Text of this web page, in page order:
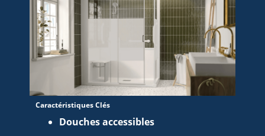
Caractéristiques Clés
Douches accessibles